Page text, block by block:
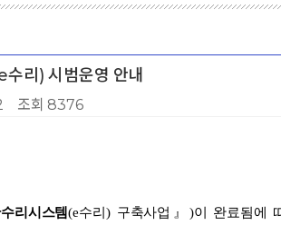
리) 시범운영 안내
조회 8376
리시스템(e수리 ) 구축사업 』 )이 완료됨에